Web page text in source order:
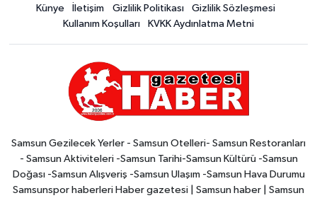
Künye İletişim Gizlilik Politikası
Gizlilik Sözleşmesi
Kullanım Koşulları
KVKK Aydınlatma Metni
Samsun Gezilecek Yerler - Samsun Otelleri- Samsun Restoranları
- Samsun Aktiviteleri -Samsun Tarihi-Samsun Kültürü -Samsun
Doğası -Samsun Alışveriş -Samsun Ulaşım -Samsun Hava Durumu
Samsunspor haberleri Haber gazetesi | Samsun haber | Samsun